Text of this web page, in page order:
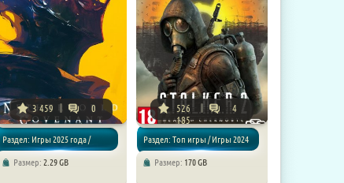
3 459 0
Раздел: Игры 2025 года /
Размер: 2.29 GB
526
185
4
Раздел: Топ игры / Игры 2024
Размер: 170 GB